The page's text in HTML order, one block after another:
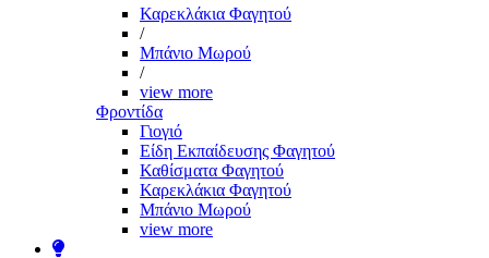
Καρεκλάκια Φαγητού
/
Μπάνιο Μωρού
/
view more
Φροντίδα
Γιογιό
Είδη Εκπαίδευσης Φαγητού
Καθίσματα Φαγητού
Καρεκλάκια Φαγητού
Μπάνιο Μωρού
view more